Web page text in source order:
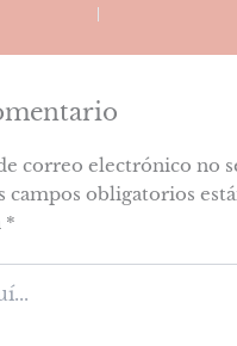
correo electrónico no
campos obligatorios
*